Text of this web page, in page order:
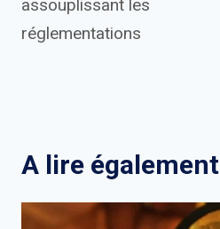
assouplissant les
réglementations
A lire également